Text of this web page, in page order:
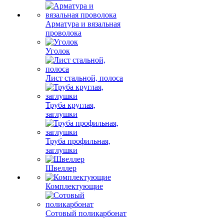
Арматура и вязальная
проволока
Уголок
Лист стальной, полоса
Труба круглая,
заглушки
Труба профильная,
заглушки
Швеллер
Комплектующие
Сотовый поликарбонат